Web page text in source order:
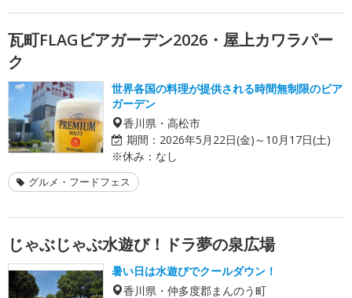
瓦町FLAGビアガーデン2026・屋上カワラパー
ク
世界各国の料理が提供される時間無制限のビア
ガーデン
香川県・高松市
期間： 2026年5月22日(金)～10月17日(土)
※休み：なし
グルメ・フードフェス
じゃぶじゃぶ水遊び！ドラ夢の泉広場
暑い日は水遊びでクールダウン！
香川県・仲多度郡まんのう町